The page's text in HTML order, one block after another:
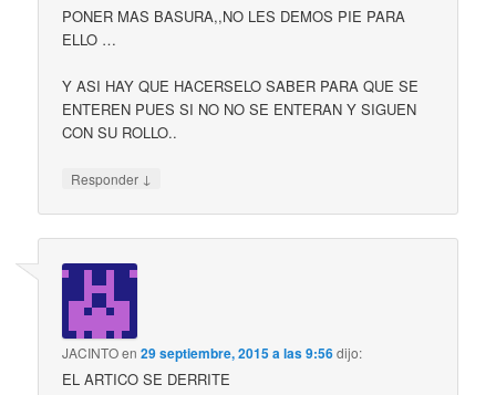
PONER MAS BASURA,,NO LES DEMOS PIE PARA
ELLO …
Y ASI HAY QUE HACERSELO SABER PARA QUE SE
ENTEREN PUES SI NO NO SE ENTERAN Y SIGUEN
CON SU ROLLO..
Responder ↓
JACINTOen29 septiembre, 2015 a las 9:56dijo:
EL ARTICO SE DERRITE